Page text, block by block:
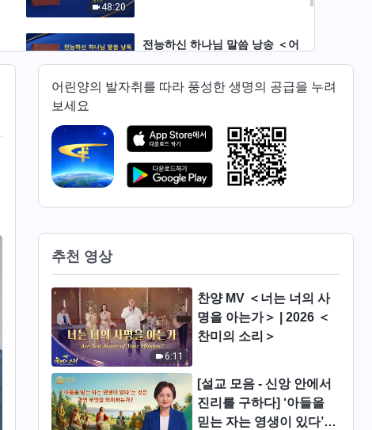
48:20
37:11
전능하신 하나님 말씀 낭송 ＜어
48:31
전능하신 하나님 말씀 낭송 ＜어
떻게 진리를 추구해야 하는가
(16)＞ (제 1 부)
(16)＞ (제 2 부)
33:52
떻게 진리를 추구해야 하는가
(16)＞ (제 3 부)
29:36
전능하신 하나님 말씀 낭송 ＜어
떻게 진리를 추구해야 하는가
(16)＞ (제 4 부)
어린양의 발자취를 따라 풍성한 생명의 공급을 누려
보세요
추천 영상
6:11
찬양 MV ＜너는 너의 사
명을 아는가＞ | 2026 ＜
찬미의 소리＞
[설교 모음 - 신앙 안에서
진리를 구하다] ‘아들을
믿는 자는 영생이 있다’는